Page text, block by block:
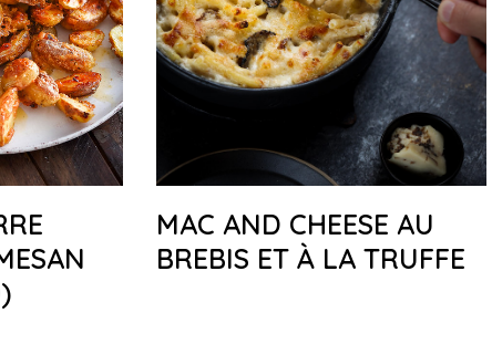
MAC AND CHEESE AU
BREBIS ET À LA TRUFFE